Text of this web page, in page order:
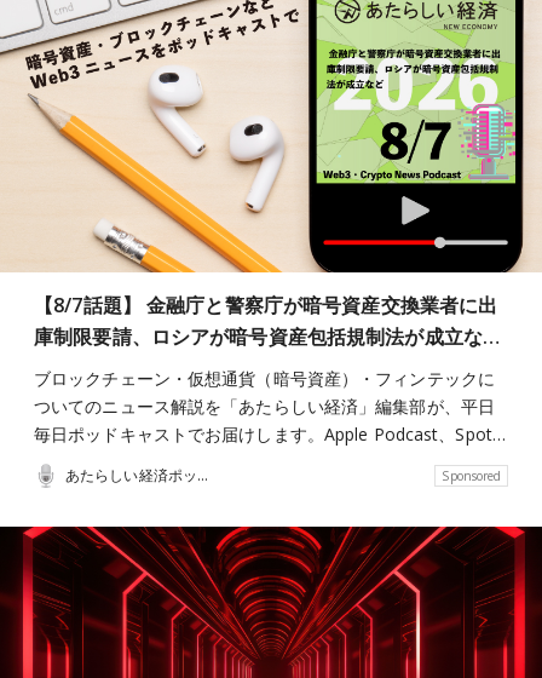
【8/7話題】 金融庁と警察庁が暗号資産交換業者に出
庫制限要請、ロシアが暗号資産包括規制法が成立な…
ブロックチェーン・仮想通貨（暗号資産）・フィンテックに
ついてのニュース解説を「あたらしい経済」編集部が、平日
毎日ポッドキャストでお届けします。Apple Podcast、Spot…
あたらしい経済ポッドキャスト Sponsored